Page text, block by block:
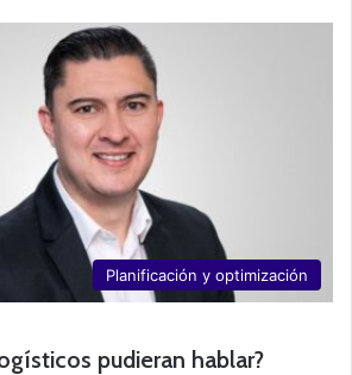
Planificación y optimización
pudieran hablar?